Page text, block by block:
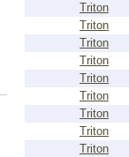
Triton
Triton
Triton
Triton
Triton
Triton
Triton
Triton
Triton